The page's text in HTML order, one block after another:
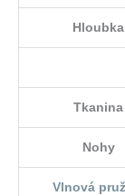
Hloubka
Tkanina
Nohy
Vlnová